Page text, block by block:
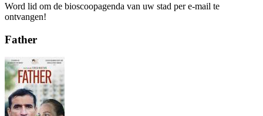
Word lid om de bioscoopagenda van uw stad per e-mail te
ontvangen!
Father